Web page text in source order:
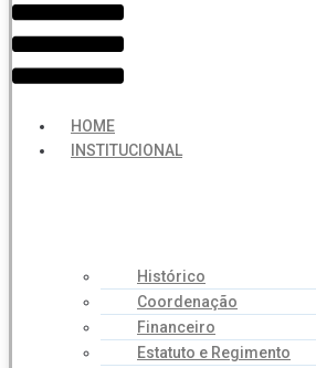
HOME
INSTITUCIONAL
Histórico
Coordenação
Financeiro
Estatuto e Regimento